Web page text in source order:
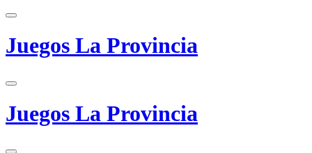
Juegos La Provincia
Juegos La Provincia